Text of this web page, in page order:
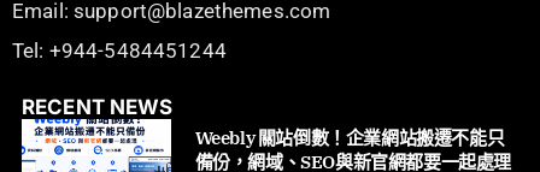
Email: support@blazethemes.com
Tel: +944-5484451244
RECENT NEWS
Weebly 關站倒數！企業網站搬遷不能只
備份，網域、SEO與新官網都要一起處理